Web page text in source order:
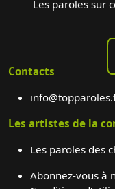
Les paroles sur
Contacts
Les artistes de la
Les paroles des
Abonnez-vous à